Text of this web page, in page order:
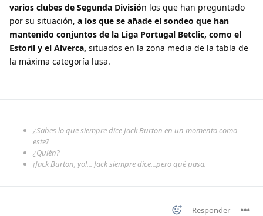
varios clubes de Segunda División los que han preguntado
por su situación, a los que se añade el sondeo que han
mantenido conjuntos de la Liga Portugal Betclic, como el
Estoril y el Alverca, situados en la zona media de la tabla de
la máxima categoría lusa.
¿Sabes lo que siempre dice Jack Burton en un momento como
este?
¿Quién?
¡Jack Burton, yo!... Jack siempre dice...pero qué pasa.
Responder